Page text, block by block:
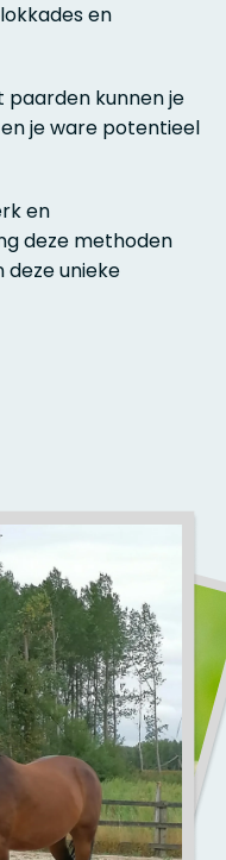
en
kunnen je
je ware potentieel
en
deze methoden
deze unieke